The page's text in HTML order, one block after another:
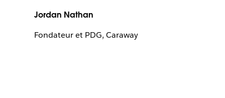
Jordan Nathan
Fondateur et PDG, Caraway